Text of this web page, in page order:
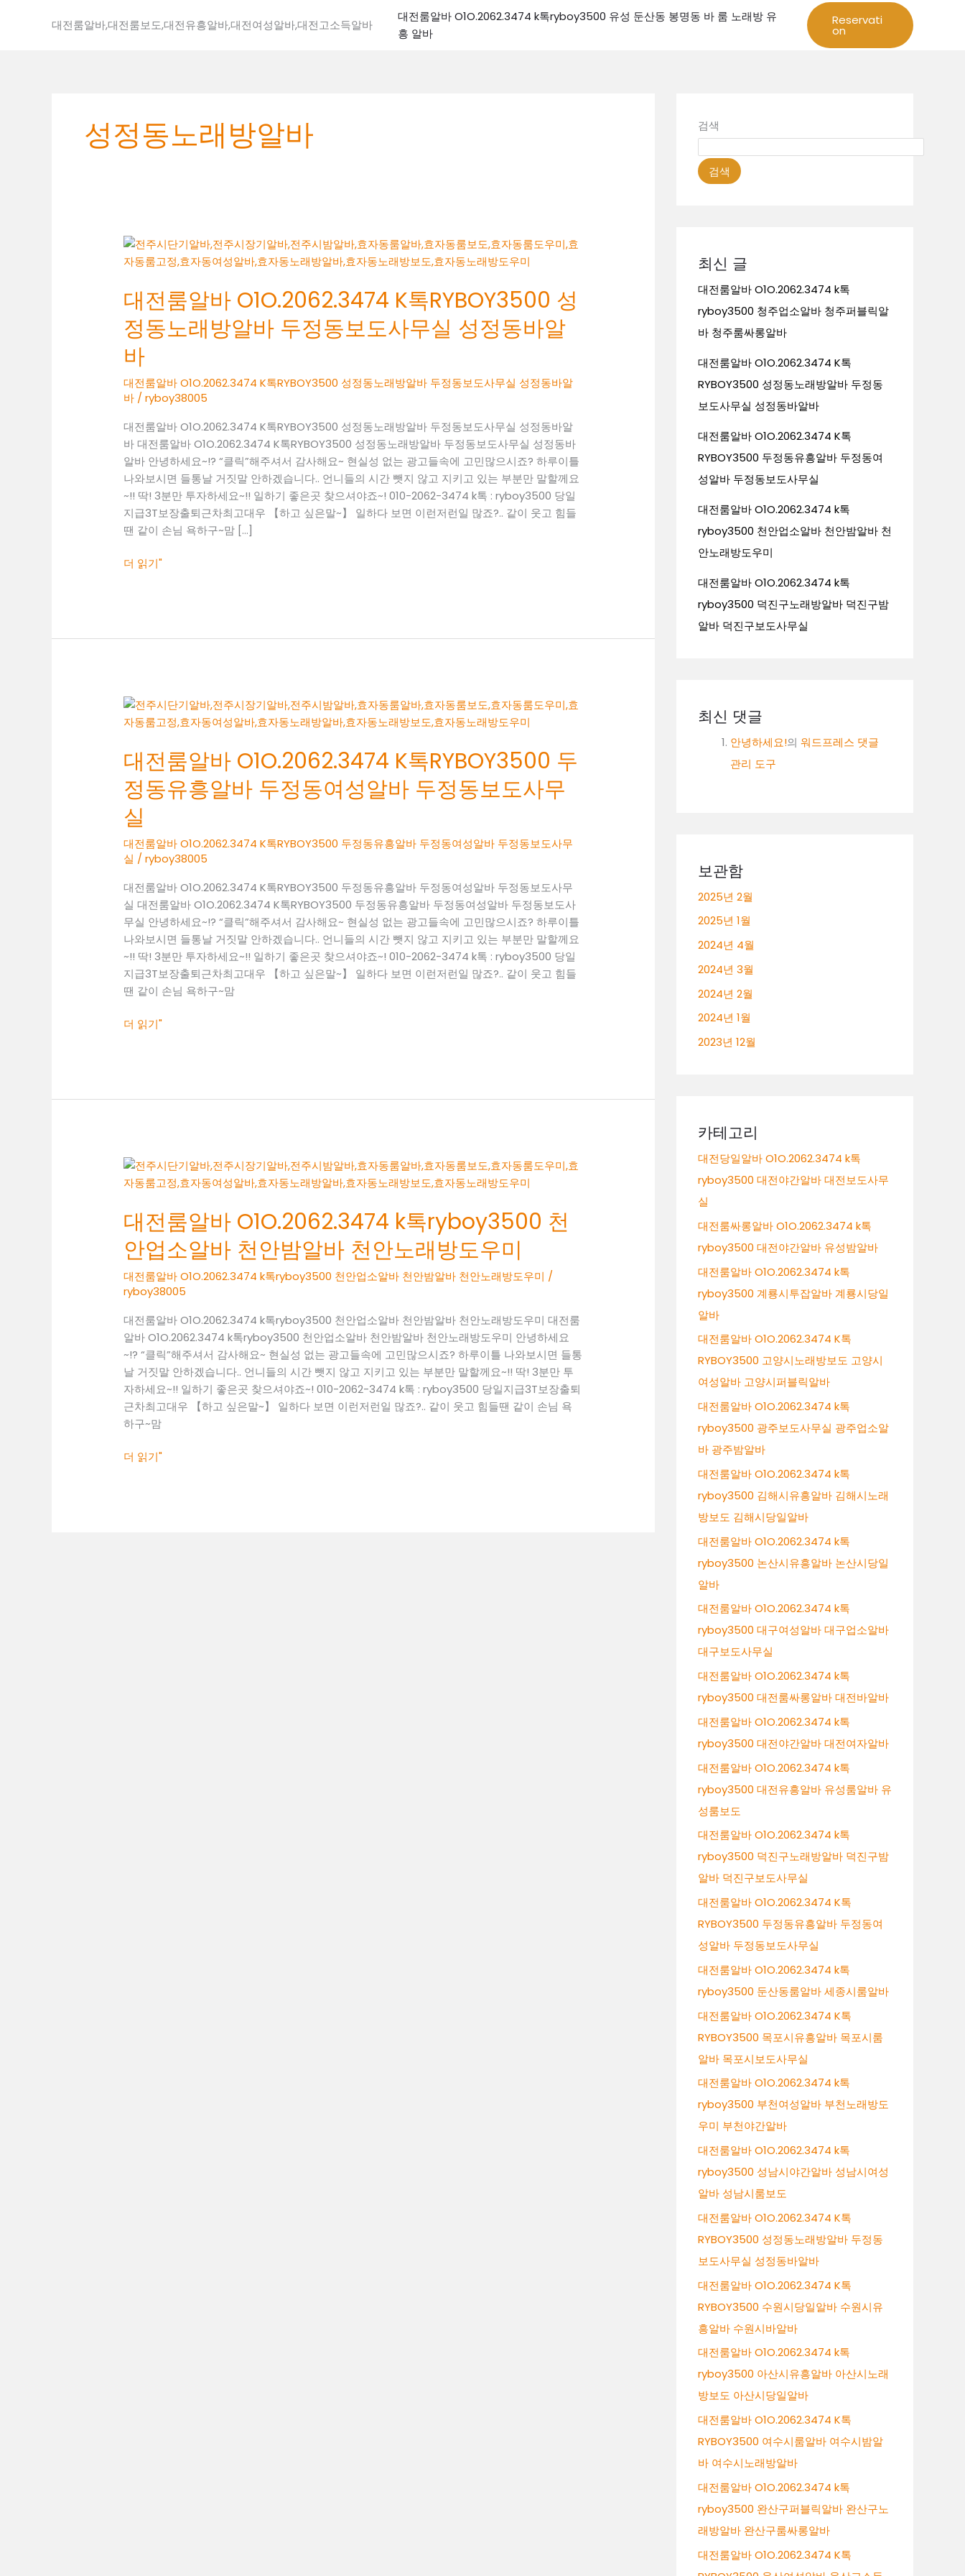
대전룸알바,대전룸보도,대전유흥알바,대전여성알바,대전고소득알바
대전룸알바 O1O.2062.3474 k톡ryboy3500 유성 둔산동 봉명동 바 룸 노래방 유
흥 알바
Reservati
on
성정동노래방알바
대전룸알바 O1O.2062.3474 K톡RYBOY3500 성
정동노래방알바 두정동보도사무실 성정동바알
바
대전룸알바 O1O.2062.3474 K톡RYBOY3500 성정동노래방알바 두정동보도사무실 성정동바알
바 /ryboy38005
대전룸알바 O1O.2062.3474 K톡RYBOY3500 성정동노래방알바 두정동보도사무실 성정동바알
바 대전룸알바 O1O.2062.3474 K톡RYBOY3500 성정동노래방알바 두정동보도사무실 성정동바
알바 안녕하세요~!? “클릭”해주셔서 감사해요~ 현실성 없는 광고들속에 고민많으시죠? 하루이틀
나와보시면 들통날 거짓말 안하겠습니다.. 언니들의 시간 뺏지 않고 지키고 있는 부분만 말할께요
~!! 딱! 3분만 투자하세요~!! 일하기 좋은곳 찾으셔야죠~! 010-2062-3474 k톡 : ryboy3500 당일
지급3T보장출퇴근차최고대우 【하고 싶은말~】 일하다 보면 이런저런일 많죠?.. 같이 웃고 힘들
땐 같이 손님 욕하구~맘 […]
대
전
알
O1O.2062.3474
K
톡
RYBOY3500
성
동
노
래
방
알
바
두
동
무
동
바
바
더 읽기"
대전룸알바 O1O.2062.3474 K톡RYBOY3500 두
정동유흥알바 두정동여성알바 두정동보도사무
실
대전룸알바 O1O.2062.3474 K톡RYBOY3500 두정동유흥알바 두정동여성알바 두정동보도사무
실 /ryboy38005
대전룸알바 O1O.2062.3474 K톡RYBOY3500 두정동유흥알바 두정동여성알바 두정동보도사무
실 대전룸알바 O1O.2062.3474 K톡RYBOY3500 두정동유흥알바 두정동여성알바 두정동보도사
무실 안녕하세요~!? “클릭”해주셔서 감사해요~ 현실성 없는 광고들속에 고민많으시죠? 하루이틀
나와보시면 들통날 거짓말 안하겠습니다.. 언니들의 시간 뺏지 않고 지키고 있는 부분만 말할께요
~!! 딱! 3분만 투자하세요~!! 일하기 좋은곳 찾으셔야죠~! 010-2062-3474 k톡 : ryboy3500 당일
지급3T보장출퇴근차최고대우 【하고 싶은말~】 일하다 보면 이런저런일 많죠?.. 같이 웃고 힘들
땐 같이 손님 욕하구~맘
대
전
알
O1O.2062.3474
K
톡
RYBOY3500
두
동
유
흥
알
바
두
정
여
두
도
사
실
더 읽기"
대전룸알바 O1O.2062.3474 k톡ryboy3500 천
안업소알바 천안밤알바 천안노래방도우미
대전룸알바 O1O.2062.3474 k톡ryboy3500 천안업소알바 천안밤알바 천안노래방도우미 /
ryboy38005
대전룸알바 O1O.2062.3474 k톡ryboy3500 천안업소알바 천안밤알바 천안노래방도우미 대전룸
알바 O1O.2062.3474 k톡ryboy3500 천안업소알바 천안밤알바 천안노래방도우미 안녕하세요
~!? “클릭”해주셔서 감사해요~ 현실성 없는 광고들속에 고민많으시죠? 하루이틀 나와보시면 들통
날 거짓말 안하겠습니다.. 언니들의 시간 뺏지 않고 지키고 있는 부분만 말할께요~!! 딱! 3분만 투
자하세요~!! 일하기 좋은곳 찾으셔야죠~! 010-2062-3474 k톡 : ryboy3500 당일지급3T보장출퇴
근차최고대우 【하고 싶은말~】 일하다 보면 이런저런일 많죠?.. 같이 웃고 힘들땐 같이 손님 욕
하구~맘
대
전
알
O1O.2062.3474
톡
ryboy3500
천
안
업
소
알
바
천
밤
더 읽기"
검색
검색
최신 글
대전룸알바 O1O.2062.3474 k톡
ryboy3500 청주업소알바 청주퍼블릭알
바 청주룸싸롱알바
대전룸알바 O1O.2062.3474 K톡
RYBOY3500 성정동노래방알바 두정동
보도사무실 성정동바알바
대전룸알바 O1O.2062.3474 K톡
RYBOY3500 두정동유흥알바 두정동여
성알바 두정동보도사무실
대전룸알바 O1O.2062.3474 k톡
ryboy3500 천안업소알바 천안밤알바 천
안노래방도우미
대전룸알바 O1O.2062.3474 k톡
ryboy3500 덕진구노래방알바 덕진구밤
알바 덕진구보도사무실
최신 댓글
안녕하세요!의 워드프레스 댓글
관리 도구
보관함
2025년 2월
2025년 1월
2024년 4월
2024년 3월
2024년 2월
2024년 1월
2023년 12월
카테고리
대전당일알바 O1O.2062.3474 k톡
ryboy3500 대전야간알바 대전보도사무
실
대전룸싸롱알바 O1O.2062.3474 k톡
ryboy3500 대전야간알바 유성밤알바
대전룸알바 O1O.2062.3474 k톡
ryboy3500 계룡시투잡알바 계룡시당일
알바
대전룸알바 O1O.2062.3474 K톡
RYBOY3500 고양시노래방보도 고양시
여성알바 고양시퍼블릭알바
대전룸알바 O1O.2062.3474 k톡
ryboy3500 광주보도사무실 광주업소알
바 광주밤알바
대전룸알바 O1O.2062.3474 k톡
ryboy3500 김해시유흥알바 김해시노래
방보도 김해시당일알바
대전룸알바 O1O.2062.3474 k톡
ryboy3500 논산시유흥알바 논산시당일
알바
대전룸알바 O1O.2062.3474 k톡
ryboy3500 대구여성알바 대구업소알바
대구보도사무실
대전룸알바 O1O.2062.3474 k톡
ryboy3500 대전룸싸롱알바 대전바알바
대전룸알바 O1O.2062.3474 k톡
ryboy3500 대전야간알바 대전여자알바
대전룸알바 O1O.2062.3474 k톡
ryboy3500 대전유흥알바 유성룸알바 유
성룸보도
대전룸알바 O1O.2062.3474 k톡
ryboy3500 덕진구노래방알바 덕진구밤
알바 덕진구보도사무실
대전룸알바 O1O.2062.3474 K톡
RYBOY3500 두정동유흥알바 두정동여
성알바 두정동보도사무실
대전룸알바 O1O.2062.3474 k톡
ryboy3500 둔산동룸알바 세종시룸알바
대전룸알바 O1O.2062.3474 K톡
RYBOY3500 목포시유흥알바 목포시룸
알바 목포시보도사무실
대전룸알바 O1O.2062.3474 k톡
ryboy3500 부천여성알바 부천노래방도
우미 부천야간알바
대전룸알바 O1O.2062.3474 k톡
ryboy3500 성남시야간알바 성남시여성
알바 성남시룸보도
대전룸알바 O1O.2062.3474 K톡
RYBOY3500 성정동노래방알바 두정동
보도사무실 성정동바알바
대전룸알바 O1O.2062.3474 K톡
RYBOY3500 수원시당일알바 수원시유
흥알바 수원시바알바
대전룸알바 O1O.2062.3474 k톡
ryboy3500 아산시유흥알바 아산시노래
방보도 아산시당일알바
대전룸알바 O1O.2062.3474 K톡
RYBOY3500 여수시룸알바 여수시밤알
바 여수시노래방알바
대전룸알바 O1O.2062.3474 k톡
ryboy3500 완산구퍼블릭알바 완산구노
래방알바 완산구룸싸롱알바
대전룸알바 O1O.2062.3474 K톡